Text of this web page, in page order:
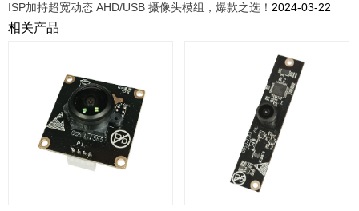
ISP加持超宽动态 AHD/USB 摄像头模组，爆款之选！ 2024-03-22
相关产品